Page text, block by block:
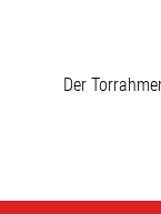
Der